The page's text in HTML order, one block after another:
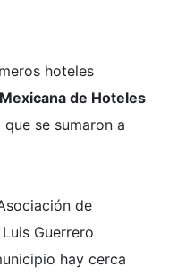
hoteles
de Hoteles
que se sumaron a
de
Guerrero
hay cerca